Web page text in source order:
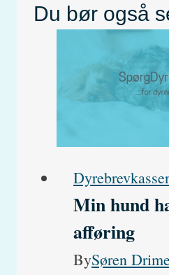
Du bør også
Min hund
afføring
BySøren